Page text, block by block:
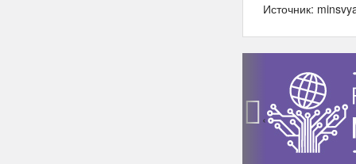
Источник:
‹